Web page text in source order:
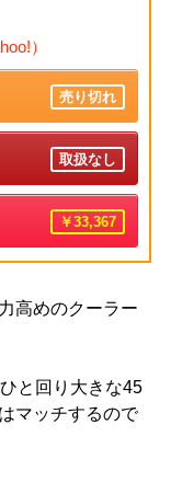
）
売り切れ
取扱なし
￥33,367
高めのクーラー
と回り大きな45
マッチするので